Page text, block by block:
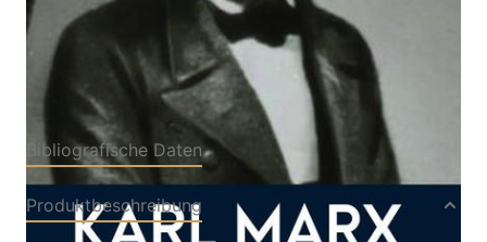
Buch 500 Seiten
Paperback
ISBN: 978-3-96156-
106-3
Bibliografische Daten
Produktbeschreibung